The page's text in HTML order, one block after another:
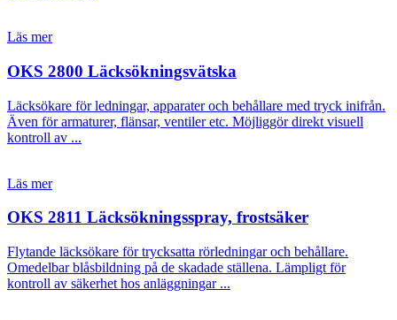
Läs mer
OKS 2800 Läcksökningsvätska
Läcksökare för ledningar, apparater och behållare med tryck inifrån.
Även för armaturer, flänsar, ventiler etc. Möjliggör direkt visuell
kontroll av ...
Läs mer
OKS 2811 Läcksökningsspray, frostsäker
Flytande läcksökare för trycksatta rörledningar och behållare.
Omedelbar blåsbildning på de skadade ställena. Lämpligt för
kontroll av säkerhet hos anläggningar ...